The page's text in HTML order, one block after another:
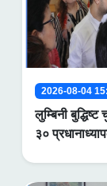
2026-08-04
लुम्बिनी
३०